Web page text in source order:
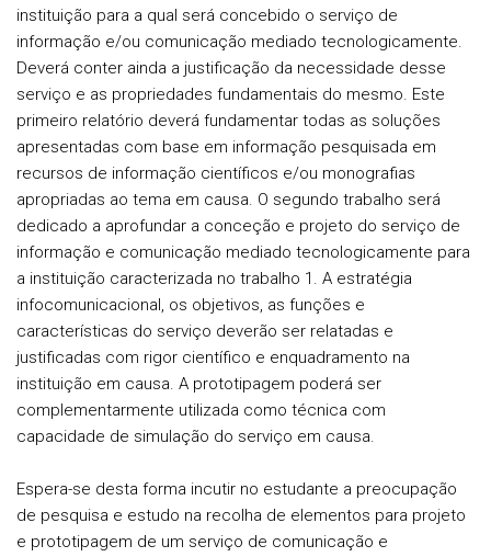
instituição para a qual será concebido o serviço de
informação e/ou comunicação mediado tecnologicamente.
Deverá conter ainda a justificação da necessidade desse
serviço e as propriedades fundamentais do mesmo. Este
primeiro relatório deverá fundamentar todas as soluções
apresentadas com base em informação pesquisada em
recursos de informação científicos e/ou monografias
apropriadas ao tema em causa. O segundo trabalho será
dedicado a aprofundar a conceção e projeto do serviço de
informação e comunicação mediado tecnologicamente para
a instituição caracterizada no trabalho 1. A estratégia
infocomunicacional, os objetivos, as funções e
características do serviço deverão ser relatadas e
justificadas com rigor científico e enquadramento na
instituição em causa. A prototipagem poderá ser
complementarmente utilizada como técnica com
capacidade de simulação do serviço em causa.
Espera-se desta forma incutir no estudante a preocupação
de pesquisa e estudo na recolha de elementos para projeto
e prototipagem de um serviço de comunicação e